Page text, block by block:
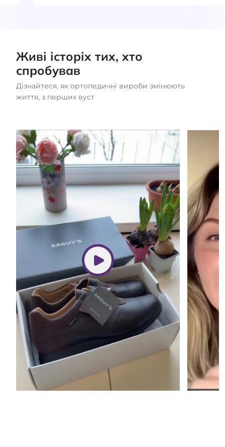
Живі історіх тих, хто
спробував
Дізнайтеся, як ортопедичні вироби змінюють
життя, з перших вуст